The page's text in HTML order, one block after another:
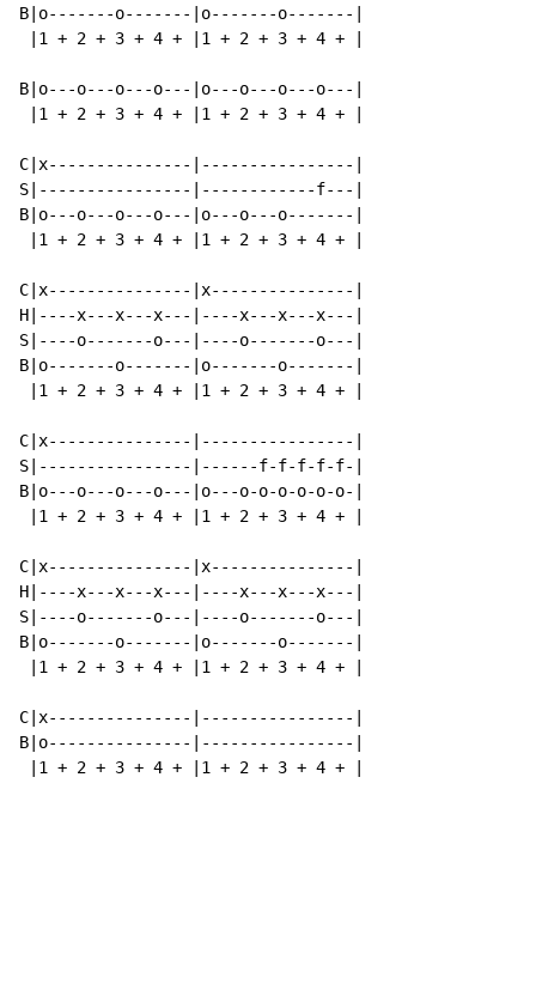
B|o-------o-------|o-------o-------|
|1 + 2 + 3 + 4 + |1 + 2 + 3 + 4 + |
B|o---o---o---o---|o---o---o---o---|
|1 + 2 + 3 + 4 + |1 + 2 + 3 + 4 + |
C|x---------------|----------------|
S|----------------|------------f---|
B|o---o---o---o---|o---o---o-------|
|1 + 2 + 3 + 4 + |1 + 2 + 3 + 4 + |
C|x---------------|x---------------|
H|----x---x---x---|----x---x---x---|
S|----o-------o---|----o-------o---|
B|o-------o-------|o-------o-------|
|1 + 2 + 3 + 4 + |1 + 2 + 3 + 4 + |
C|x---------------|----------------|
S|----------------|------f-f-f-f-f-|
B|o---o---o---o---|o---o-o-o-o-o-o-|
|1 + 2 + 3 + 4 + |1 + 2 + 3 + 4 + |
C|x---------------|x---------------|
H|----x---x---x---|----x---x---x---|
S|----o-------o---|----o-------o---|
B|o-------o-------|o-------o-------|
|1 + 2 + 3 + 4 + |1 + 2 + 3 + 4 + |
C|x---------------|----------------|
B|o---------------|----------------|
|1 + 2 + 3 + 4 + |1 + 2 + 3 + 4 + |